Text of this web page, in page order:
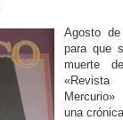
Agosto
para que
muerte
una